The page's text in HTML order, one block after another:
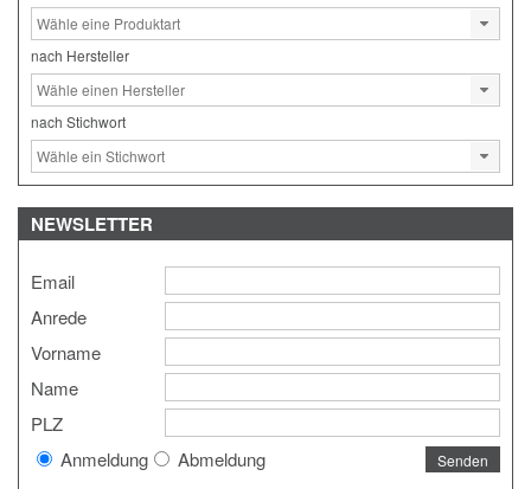
nach Hersteller
nach Stichwort
NEWSLETTER
Email
Anrede
Vorname
Name
PLZ
Anmeldung
Abmeldung